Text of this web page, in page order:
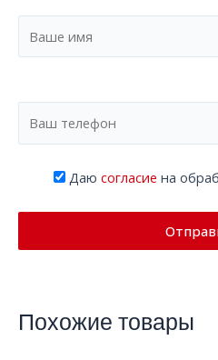
Даю согласие на
Похожие товары